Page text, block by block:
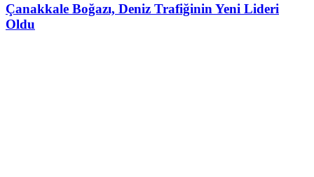
Çanakkale Boğazı, Deniz Trafiğinin Yeni Lideri
Oldu